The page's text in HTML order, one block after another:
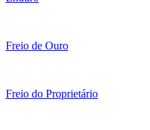
Freio de Ouro
Freio do Proprietário